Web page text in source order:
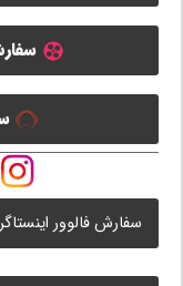
سفارش فالوور